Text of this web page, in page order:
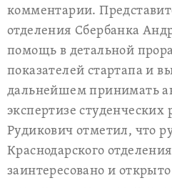
комментарии.
отделения Сбербанка
помощь в детальной
показателей стартапа и
дальнейшем принимать
экспертизе студенческих
Рудикович отметил, что
Краснодарского
заинтересовано и